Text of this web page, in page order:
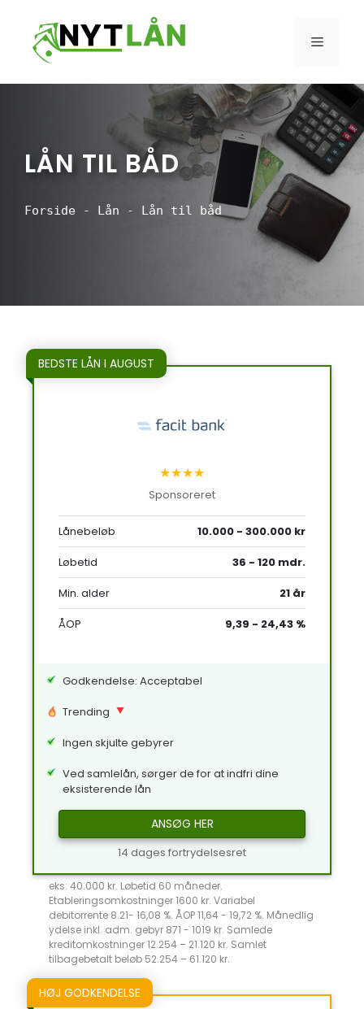
indhold
MENU
LÅN TIL BÅD
Forside - Lån - Lån til båd
BEDSTE LÅN I AUGUST
★★★★
Sponsoreret
Lånebeløb
10.000 - 300.000 kr
Løbetid
36 - 120 mdr.
Min. alder
21 år
ÅOP
9,39 - 24,43 %
Godkendelse: Acceptabel
Trending
Ingen skjulte gebyrer
Ved samlelån, sørger de for at indfri dine
eksisterende lån
ANSØG HER
14 dages fortrydelsesret
eks: 40.000 kr. Løbetid 60 måneder.
Etableringsomkostninger 1600 kr. Variabel
debitorrente 8.21- 16,08 %. ÅOP 11,64 - 19,72 %. Månedlig
ydelse inkl. adm. gebyr 871 - 1019 kr. Samlede
kreditomkostninger 12.254 – 21.120 kr. Samlet
tilbagebetalt beløb 52.254 – 61.120 kr.
HØJ GODKENDELSE